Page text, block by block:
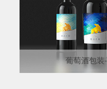
葡萄酒包装